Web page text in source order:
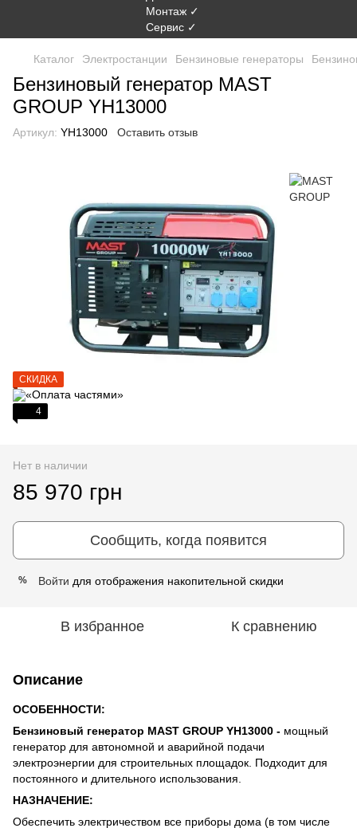
Каталог Электростанции Бензиновые генераторы
Бензиновый генератор MAST
GROUP YH13000
Артикул: YH13000 Оставить отзыв
СКИДКА
4
Нет в наличии
85 970 грн
Сообщить, когда появится
% Войти для отображения накопительной скидки
В избранное К сравнению
Описание
ОСОБЕННОСТИ:
Бензиновый генератор MAST GROUP YH13000 - мощный
генератор для автономной и аварийной подачи
электроэнергии для строительных площадок. Подходит для
постоянного и длительного использования.
НАЗНАЧЕНИЕ:
Обеспечить электричеством все приборы дома (в том числе